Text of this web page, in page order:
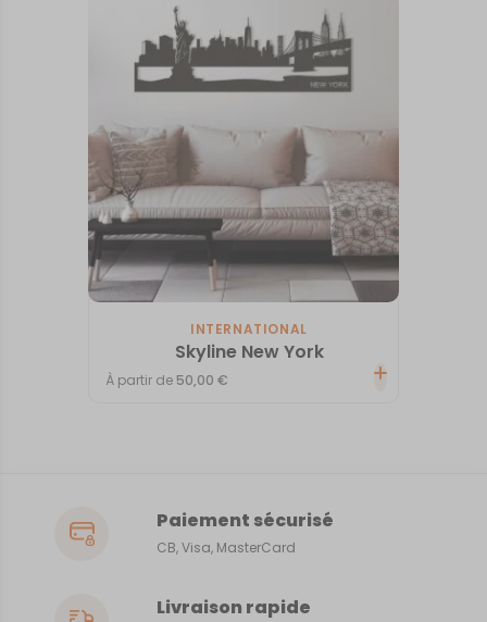
INTERNATIONAL
Skyline New York
À partir de 50,00€
Paiement sécurisé
CB, Visa, MasterCard
Livraison rapide